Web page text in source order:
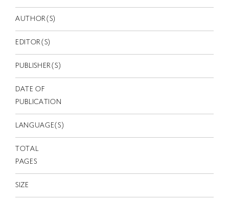
JP
AUTHOR(S)
EDITOR(S)
PUBLISHER(S)
DATE OF
PUBLICATION
LANGUAGE(S)
TOTAL
PAGES
SIZE